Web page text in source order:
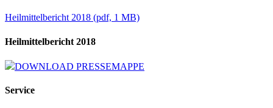
Heilmittelbericht 2018 (pdf, 1 MB)
Heilmittelbericht 2018
DOWNLOAD PRESSEMAPPE
Service